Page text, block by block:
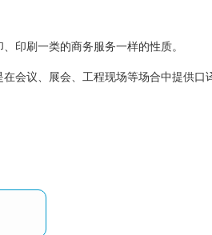
印刷一类的商务服务一样的性质。
会议、展会、工程现场等场合中提供